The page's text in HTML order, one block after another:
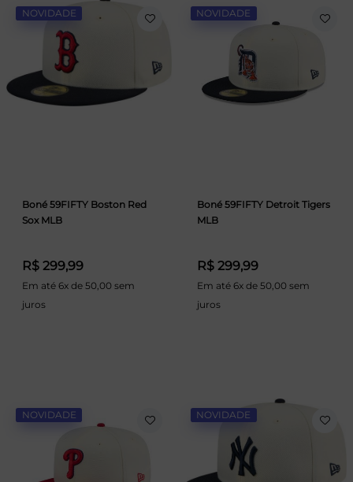
NOVIDADE
Boné 59FIFTY Boston Red
Sox MLB
R$ 299,99
Em até 6x de 50,00 sem
juros
NOVIDADE
Boné 59FIFTY Detroit Tigers
MLB
R$ 299,99
Em até 6x de 50,00 sem
juros
NOVIDADE NOVIDADE